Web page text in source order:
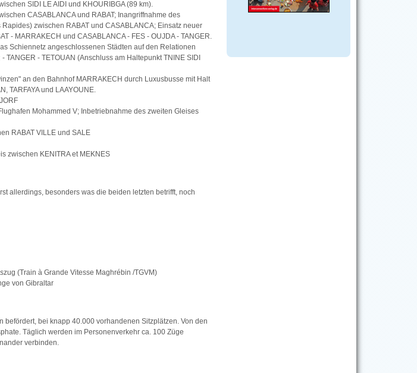
SIDI LE AIDI und KHOURIBGA (89 km).
CASABLANCA und RABAT; Inangriffnahme des
zwischen RABAT und CASABLANCA; Einsatz neuer
- MARRAKECH und CASABLANCA - FES - OUJDA - TANGER.
Schiennetz angeschlossenen Städten auf den Relationen
TANGER - TETOUAN (Anschluss am Haltepunkt TNINE SIDI
an den Bahnhof MARRAKECH durch Luxusbusse mit Halt
TARFAYA und LAAYOUNE.
Mohammed V; Inbetriebnahme des zweiten Gleises
RABAT VILLE und SALE
zwischen KENITRA et MEKNES
allerdings, besonders was die beiden letzten betrifft, noch
(Train à Grande Vitesse Maghrébin /TGVM)
von Gibraltar
befördert, bei knapp 40.000 vorhandenen Sitzplätzen. Von den
Täglich werden im Personenverkehr ca. 100 Züge
verbinden.